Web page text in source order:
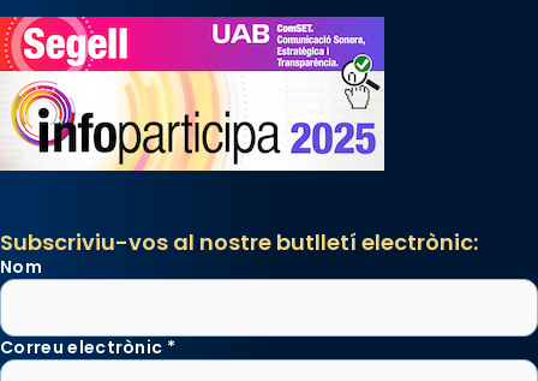
Subscriviu-vos al nostre butlletí electrònic:
Nom
Correu electrònic *